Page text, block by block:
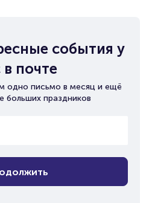
события у
в почте
одно письмо в месяц и ещё
больших праздников